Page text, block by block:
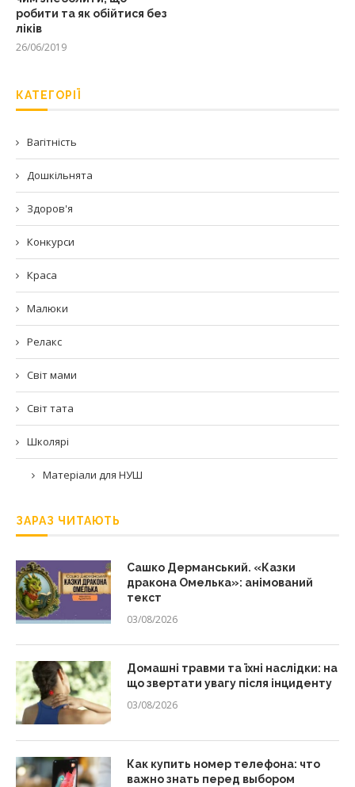
робити та як обійтися без
ліків
26/06/2019
КАТЕГОРІЇ
Вагітність
Дошкільнята
Здоров'я
Конкурси
Краса
Малюки
Релакс
Світ мами
Світ тата
Школярі
Матеріали для НУШ
ЗАРАЗ ЧИТАЮТЬ
Сашко Дерманський. «Казки
дракона Омелька»: анімований
текст
03/08/2026
Домашні травми та їхні наслідки: на
що звертати увагу після інциденту
03/08/2026
Как купить номер телефона: что
важно знать перед выбором